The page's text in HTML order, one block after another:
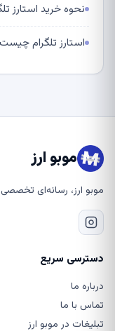
نحوه خرید استارز
استارز تلگرام
موبو ارز
موبو ارز، رسانه‌ای
دسترسی سریع
درباره ما
تماس با ما
تبلیغات در موبو ارز